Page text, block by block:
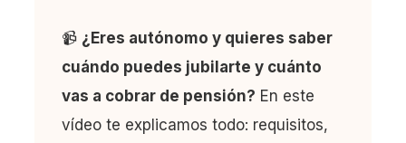
📹 ¿Eres autónomo y quieres saber
cuándo puedes jubilarte y cuánto
vas a cobrar de pensión? En este
vídeo te explicamos todo: requisitos,